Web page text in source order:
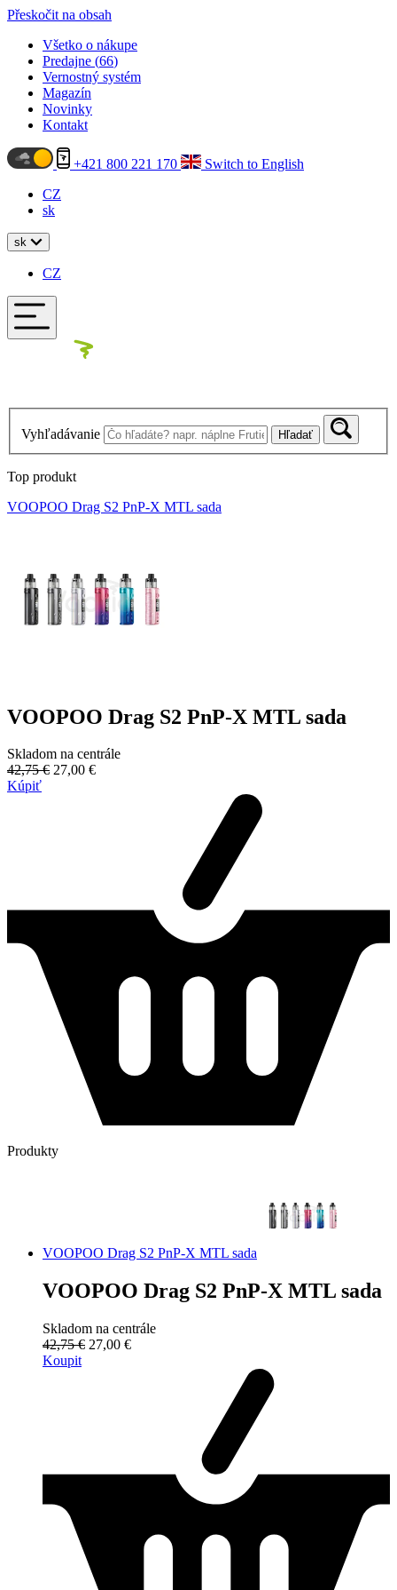
Přeskočit na obsah
Všetko o nákupe
Predajne (66)
Vernostný systém
Magazín
Novinky
Kontakt
+421 800 221 170
Switch to English
CZ
sk
sk
CZ
Vyhľadávanie Hľadať
Top produkt
VOOPOO Drag S2 PnP-X MTL sada
VOOPOO Drag S2 PnP-X MTL sada
Skladom na centrále
42,75 € 27,00 €
Kúpiť
Produkty
VOOPOO Drag S2 PnP-X MTL sada
VOOPOO Drag S2 PnP-X MTL sada
Skladom na centrále
42,75 € 27,00 €
Koupit